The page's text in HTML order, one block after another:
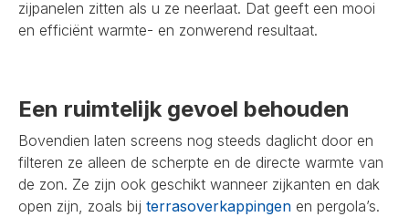
zijpanelen zitten als u ze neerlaat. Dat geeft een mooi
en efficiënt warmte- en zonwerend resultaat.
Een ruimtelijk gevoel behouden
Bovendien laten screens nog steeds daglicht door en
filteren ze alleen de scherpte en de directe warmte van
de zon. Ze zijn ook geschikt wanneer zijkanten en dak
open zijn, zoals bij terrasoverkappingen en pergola’s.